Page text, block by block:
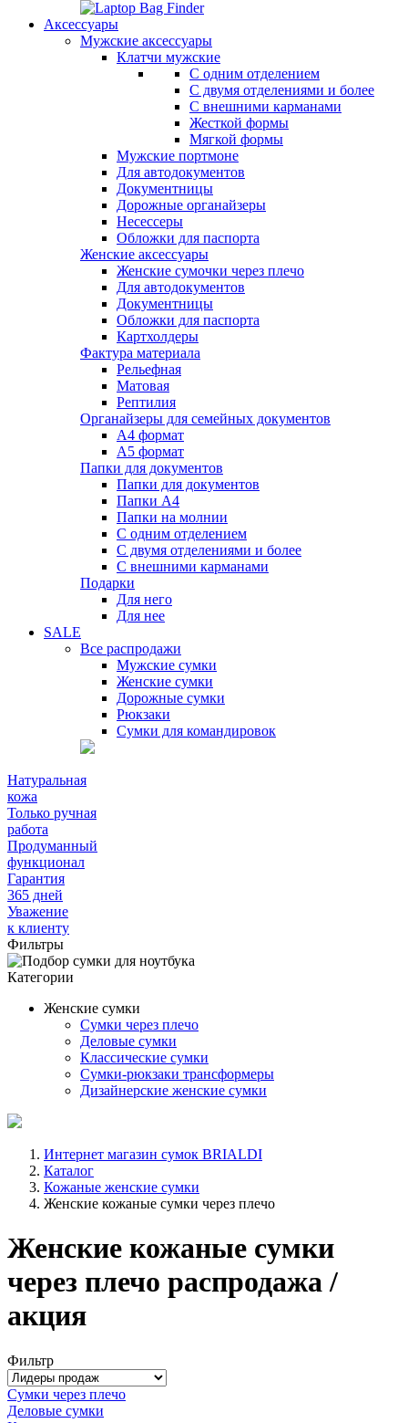
Аксессуары
Мужские аксессуары
Клатчи мужские
С одним отделением
С двумя отделениями и более
С внешними карманами
Жесткой формы
Мягкой формы
Мужские портмоне
Для автодокументов
Документницы
Дорожные органайзеры
Несессеры
Обложки для паспорта
Женские аксессуары
Женские сумочки через плечо
Для автодокументов
Документницы
Обложки для паспорта
Картхолдеры
Фактура материала
Рельефная
Матовая
Рептилия
Органайзеры для семейных документов
А4 формат
А5 формат
Папки для документов
Папки для документов
Папки А4
Папки на молнии
С одним отделением
С двумя отделениями и более
С внешними карманами
Подарки
Для него
Для нее
SALE
Все распродажи
Мужские сумки
Женские сумки
Дорожные сумки
Рюкзаки
Сумки для командировок
Натуральная
кожа
Только ручная
работа
Продуманный
функционал
Гарантия
365 дней
Уважение
к клиенту
Фильтры
Категории
Женские сумки
Сумки через плечо
Деловые сумки
Классические сумки
Сумки-рюкзаки трансформеры
Дизайнерские женские сумки
Интернет магазин сумок BRIALDI
Каталог
Кожаные женские сумки
Женские кожаные сумки через плечо
Женские кожаные сумки
через плечо распродажа /
акция
Фильтр
Сумки через плечо
Деловые сумки